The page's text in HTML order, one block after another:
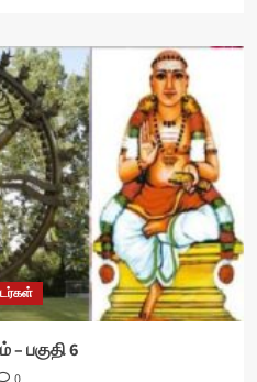
– பகுதி 6